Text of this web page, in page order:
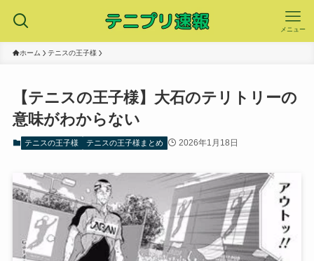
メニュー
ホーム テニスの王子様
【テニスの王子様】大石のテリトリーの
意味がわからない
テニスの王子様 テニスの王子様まとめ 2026年1月18日